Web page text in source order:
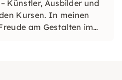
Künstler, Ausbilder und
Kursen. In meinen
am Gestalten im